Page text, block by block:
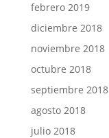
febrero 2019
diciembre 2018
noviembre 2018
octubre 2018
septiembre 2018
agosto 2018
julio 2018